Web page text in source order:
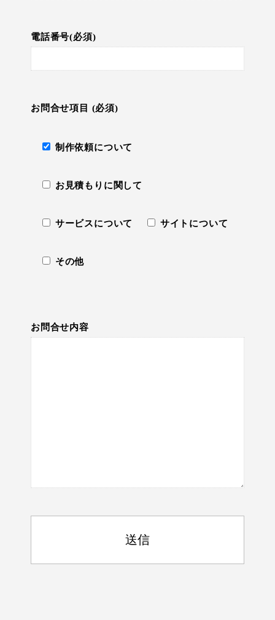
電話番号(必須)
お問合せ項目 (必須)
制作依頼について
お見積もりに関して
サービスについて サイトについて
その他
お問合せ内容